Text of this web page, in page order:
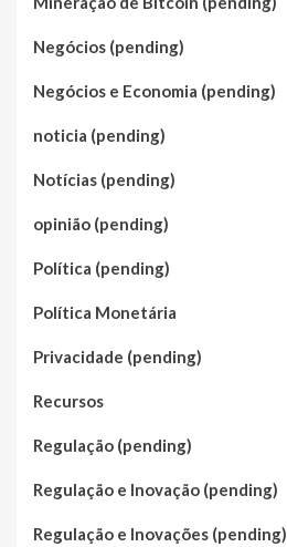
Negócios (pending)
Negócios e Economia (pending)
noticia (pending)
Notícias (pending)
opinião (pending)
Política (pending)
Política Monetária
Privacidade (pending)
Recursos
Regulação (pending)
Regulação e Inovação (pending)
Regulação e Inovações (pending)